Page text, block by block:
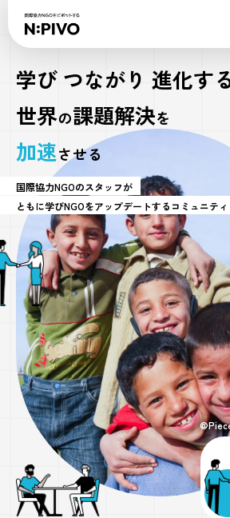
学び つながり 進化す
世界の課題解決を
加速させる
国際協力NGOのスタッフが
ともに学びNGOをアップデートするコミュニティ